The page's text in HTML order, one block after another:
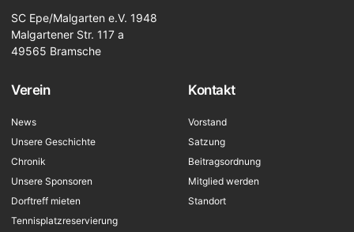
SC Epe/Malgarten e.V. 1948
Malgartener Str. 117 a
49565 Bramsche
Verein
News
Unsere Geschichte
Chronik
Unsere Sponsoren
Dorftreff mieten
Tennisplatzreservierung
Kontakt
Vorstand
Satzung
Beitragsordnung
Mitglied werden
Standort